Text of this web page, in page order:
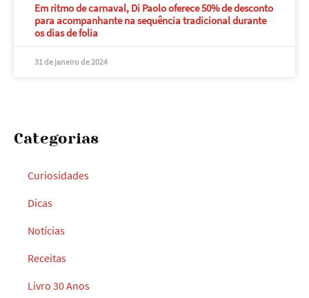
Em ritmo de carnaval, Di Paolo oferece 50% de desconto
para acompanhante na sequência tradicional durante
os dias de folia
31 de janeiro de 2024
Categorias
Curiosidades
Dicas
Notícias
Receitas
Livro 30 Anos